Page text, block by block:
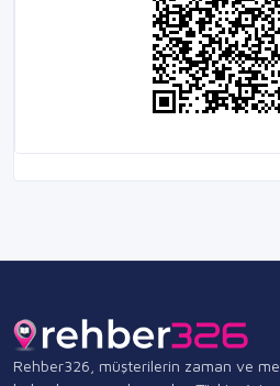
Rehber326, müşterilerin zaman ve